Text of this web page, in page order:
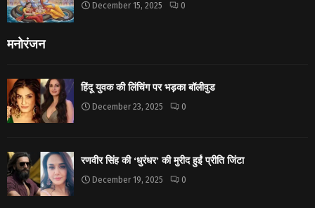
December 15, 2025 0
मनोरंजन
हिंदू युवक की लिंचिंग पर भड़का बॉलीवुड
December 23, 2025 0
रणवीर सिंह की ‘धुरंधर’ की मुरीद हुईं प्रीति जिंटा
December 19, 2025 0